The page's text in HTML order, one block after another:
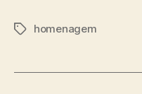
Tagshomenagem